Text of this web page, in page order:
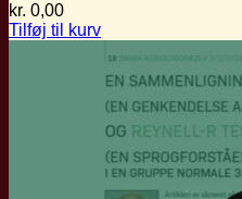
kr. 0,00
Tilføj til kurv